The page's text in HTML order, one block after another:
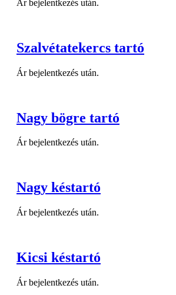
Ár bejelentkezés után.
Szalvétatekercs tartó
Ár bejelentkezés után.
Nagy bögre tartó
Ár bejelentkezés után.
Nagy késtartó
Ár bejelentkezés után.
Kicsi késtartó
Ár bejelentkezés után.